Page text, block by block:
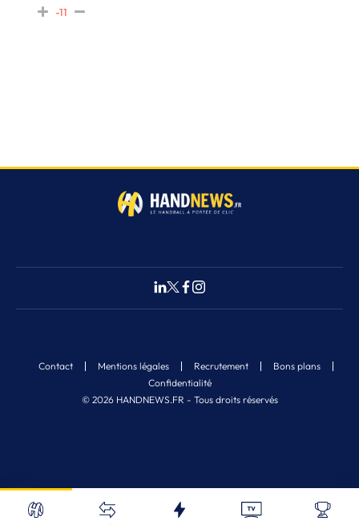
Recherche
Fermer
-11
© 2026 HANDNEWS.FR - Tous droits réservés
Contact Mentions légales Recrutement
Bons plans
Confidentialité
Nos derniers articles
5